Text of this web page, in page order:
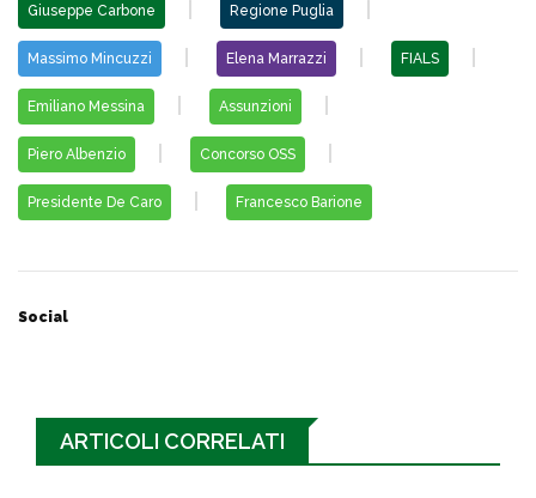
Giuseppe Carbone Regione Puglia
Massimo Mincuzzi Elena Marrazzi FIALS
Emiliano Messina Assunzioni
Piero Albenzio Concorso OSS
Presidente De Caro Francesco Barione
Social
ARTICOLI CORRELATI